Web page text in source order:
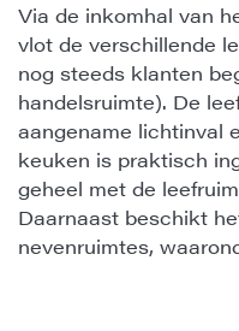
Via de inkomhal van
vlot de verschillende
nog steeds klanten
handelsruimte). De
aangename lichtinval
keuken is praktisch
geheel met de
Daarnaast beschikt
nevenruimtes,